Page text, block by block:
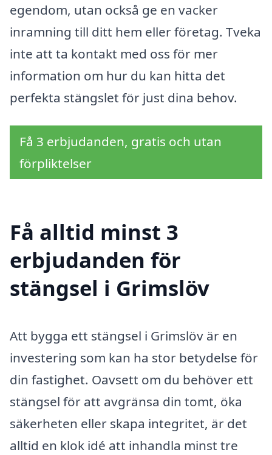
egendom, utan också ge en vacker
inramning till ditt hem eller företag. Tveka
inte att ta kontakt med oss för mer
information om hur du kan hitta det
perfekta stängslet för just dina behov.
Få 3 erbjudanden, gratis och utan
förpliktelser
Få alltid minst 3
erbjudanden för
stängsel i Grimslöv
Att bygga ett stängsel i Grimslöv är en
investering som kan ha stor betydelse för
din fastighet. Oavsett om du behöver ett
stängsel för att avgränsa din tomt, öka
säkerheten eller skapa integritet, är det
alltid en klok idé att inhandla minst tre